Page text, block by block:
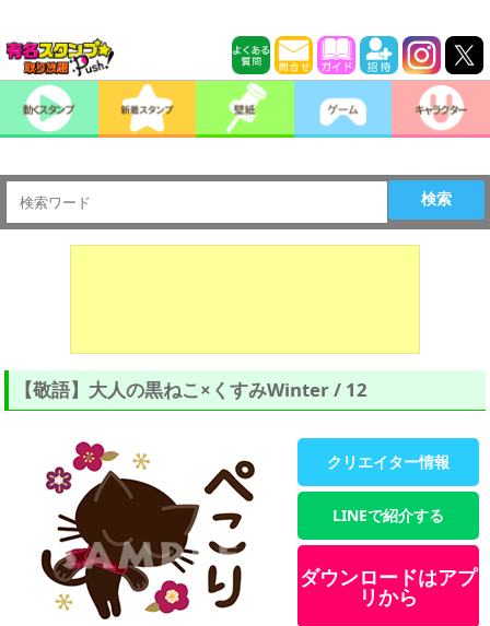
検索
【敬語】大人の黒ねこ×くすみWinter / 12
クリエイター情報
LINEで紹介する
ダウンロードはアプ
リから